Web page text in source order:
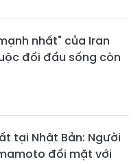
nhất" của Iran
đối đầu sống còn
tại Nhật Bản: Người
đối mặt với